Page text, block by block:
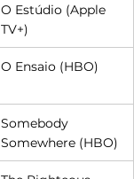
O Estúdio (Apple
TV+)
O Ensaio (HBO)
Somebody
Somewhere (HBO)